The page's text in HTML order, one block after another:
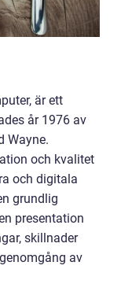
är ett
år 1976 av
Wayne.
och kvalitet
och digitala
grundlig
presentation
skillnader
av